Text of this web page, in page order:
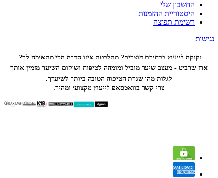
החשבון שלי
היסטוריית ההזמנות
רשימת תפוצה
נגישות
זקוקה לייעוץ בבחירת מוצרים? מתלבטת איזו סדרה הכימתאימה לך?
ארז שרביט - מעצב שיער מוביל ומומחה לטיפוח ושיקום השיער מזמין אותך
לגלות מהי שגרת הטיפוח הטובה ביותר לשיערך.
צרי קשר בוואטסאפ לייעוץ מקצועי ומהיר.